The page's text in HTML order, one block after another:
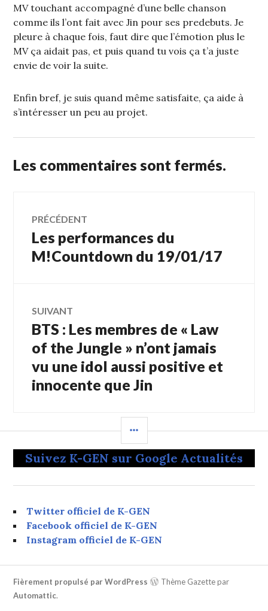
MV touchant accompagné d’une belle chanson
comme ils l’ont fait avec Jin pour ses predebuts. Je
pleure à chaque fois, faut dire que l’émotion plus le
MV ça aidait pas, et puis quand tu vois ça t’a juste
envie de voir la suite.
Enfin bref, je suis quand même satisfaite, ça aide à
s’intéresser un peu au projet.
Les commentaires sont fermés.
Navigation
de
PRÉCÉDENT
Article
précédent :
Les performances du
M!Countdown du 19/01/17
SUIVANT
Article
Suivant:
BTS : Les membres de « Law
of the Jungle » n’ont jamais
vu une idol aussi positive et
innocente que Jin
LATÉRALE
Suivez K-GEN sur Google Actualités
Twitter officiel de K-GEN
Facebook officiel de K-GEN
Instagram officiel de K-GEN
Fièrement propulsé par WordPress
Thème Gazette par
Automattic.